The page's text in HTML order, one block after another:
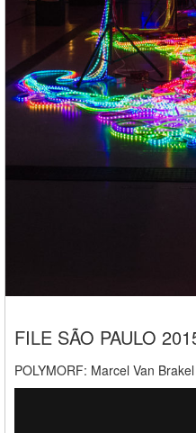
FILE SÃO PAULO
POLYMORF: Marcel Van